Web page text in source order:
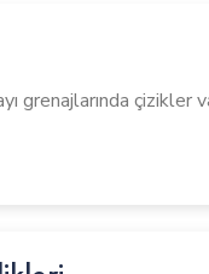
çizikler